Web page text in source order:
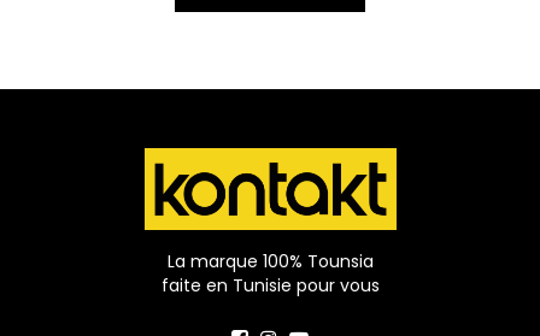
La marque 100% Tounsia
faite en Tunisie pour vous